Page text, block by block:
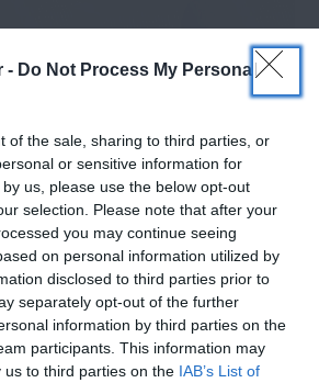
- Do Not Process My Personal
of the sale, sharing to third parties, or
or sensitive information for
us, please use the below opt-out
selection. Please note that after your
you may continue seeing
on personal information utilized by
disclosed to third parties prior to
separately opt-out of the further
information by third parties on the
participants. This information may
us to third parties on the IAB’s List of
ΣΕ TOP
ΤΙΜΈΣ